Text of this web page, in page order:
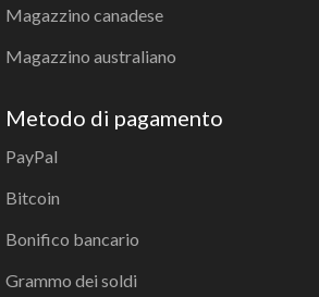
Magazzino canadese
Magazzino australiano
Metodo di pagamento
PayPal
Bitcoin
Bonifico bancario
Grammo dei soldi